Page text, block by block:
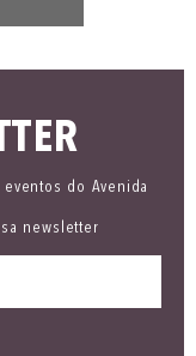
do Avenida
newsletter